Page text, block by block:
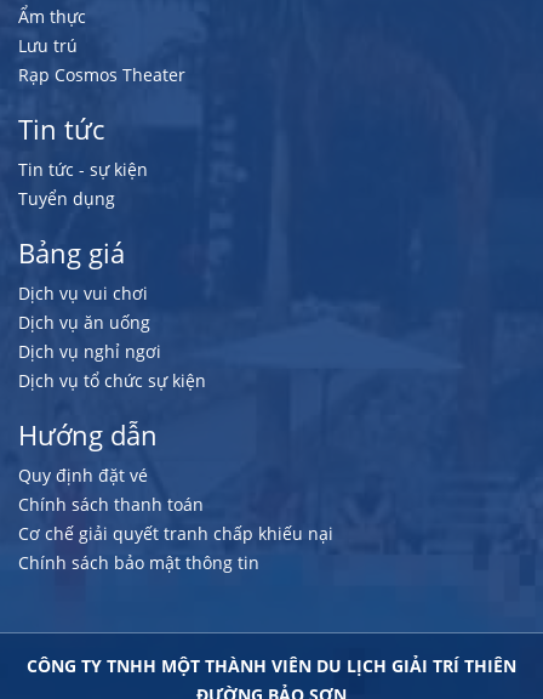
Ẩm thực
Lưu trú
Rạp Cosmos Theater
Tin tức
Tin tức - sự kiện
Tuyển dụng
Bảng giá
Dịch vụ vui chơi
Dịch vụ ăn uống
Dịch vụ nghỉ ngơi
Dịch vụ tổ chức sự kiện
Hướng dẫn
Quy định đặt vé
Chính sách thanh toán
Cơ chế giải quyết tranh chấp khiếu nại
Chính sách bảo mật thông tin
CÔNG TY TNHH MỘT THÀNH VIÊN DU LỊCH GIẢI TRÍ THIÊN
ĐƯỜNG BẢO SƠN